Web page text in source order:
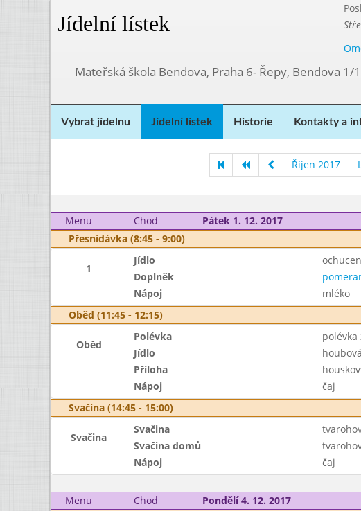
Jídelní lístek
Mateřská škola Bendova, Praha 6- Řepy, Bendova
Vybrat jídelnu Jídelní lístek Historie Kontakty a
Říjen 2017
Menu
Chod Pátek 1. 12. 2017
Přesnídávka (8:45 - 9:00)
1
Jídlo
Doplněk
Nápoj
mléko
Oběd (11:45 - 12:15)
Oběd
Polévka
Jídlo
Příloha
Nápoj
čaj
Svačina (14:45 - 15:00)
Svačina
Svačina
Svačina domů
Nápoj
čaj
Menu
Chod Pondělí 4. 12. 2017